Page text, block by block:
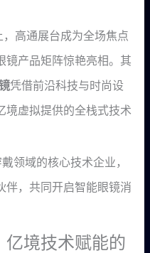
高通展台成为全场焦点
产品矩阵惊艳亮相。其
凭借前沿科技与时尚设
境虚拟提供的全栈式技术
领域的核心技术企业，
伴，共同开启智能眼镜消
亿境技术赋能的